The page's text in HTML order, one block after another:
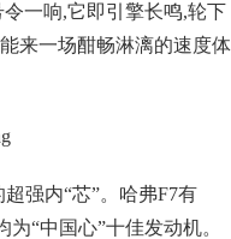
一响,它即引擎长鸣,轮下
来一场酣畅淋漓的速度体
强内“芯”。哈弗F7有
“中国心”十佳发动机。